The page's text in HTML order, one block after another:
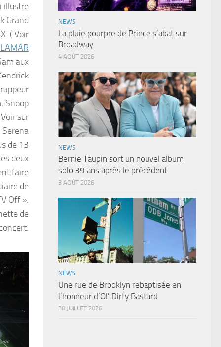
illustre
Grand
( Voir
aux
Snoop
sur
Serena
de 13
deux
faire
de
Off ».
de
NEWS
La pluie pourpre de Prince s’abat sur
Broadway
4 AOÛT 2026
NEWS
Bernie Taupin sort un nouvel album
solo 39 ans après le précédent
3 AOÛT 2026
NEWS
Une rue de Brooklyn rebaptisée en
l’honneur d’Ol’ Dirty Bastard
30 JUILLET 2026